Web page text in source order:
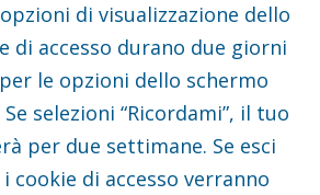
di visualizzazione dello
di accesso durano due giorni
le opzioni dello schermo
selezioni “Ricordami”, il tuo
per due settimane. Se esci
cookie di accesso verranno